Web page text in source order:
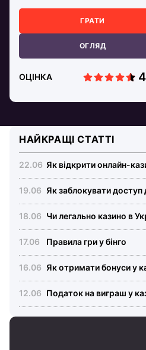
ГРАТИ
ОГЛЯД
ОЦІНКА
НАЙКРАЩІ СТАТТІ
Як відкрити онлайн-
Як заблокувати
Чи легально казино в
Правила гри у бінго
Як отримати бонуси у
Податок на виграш у